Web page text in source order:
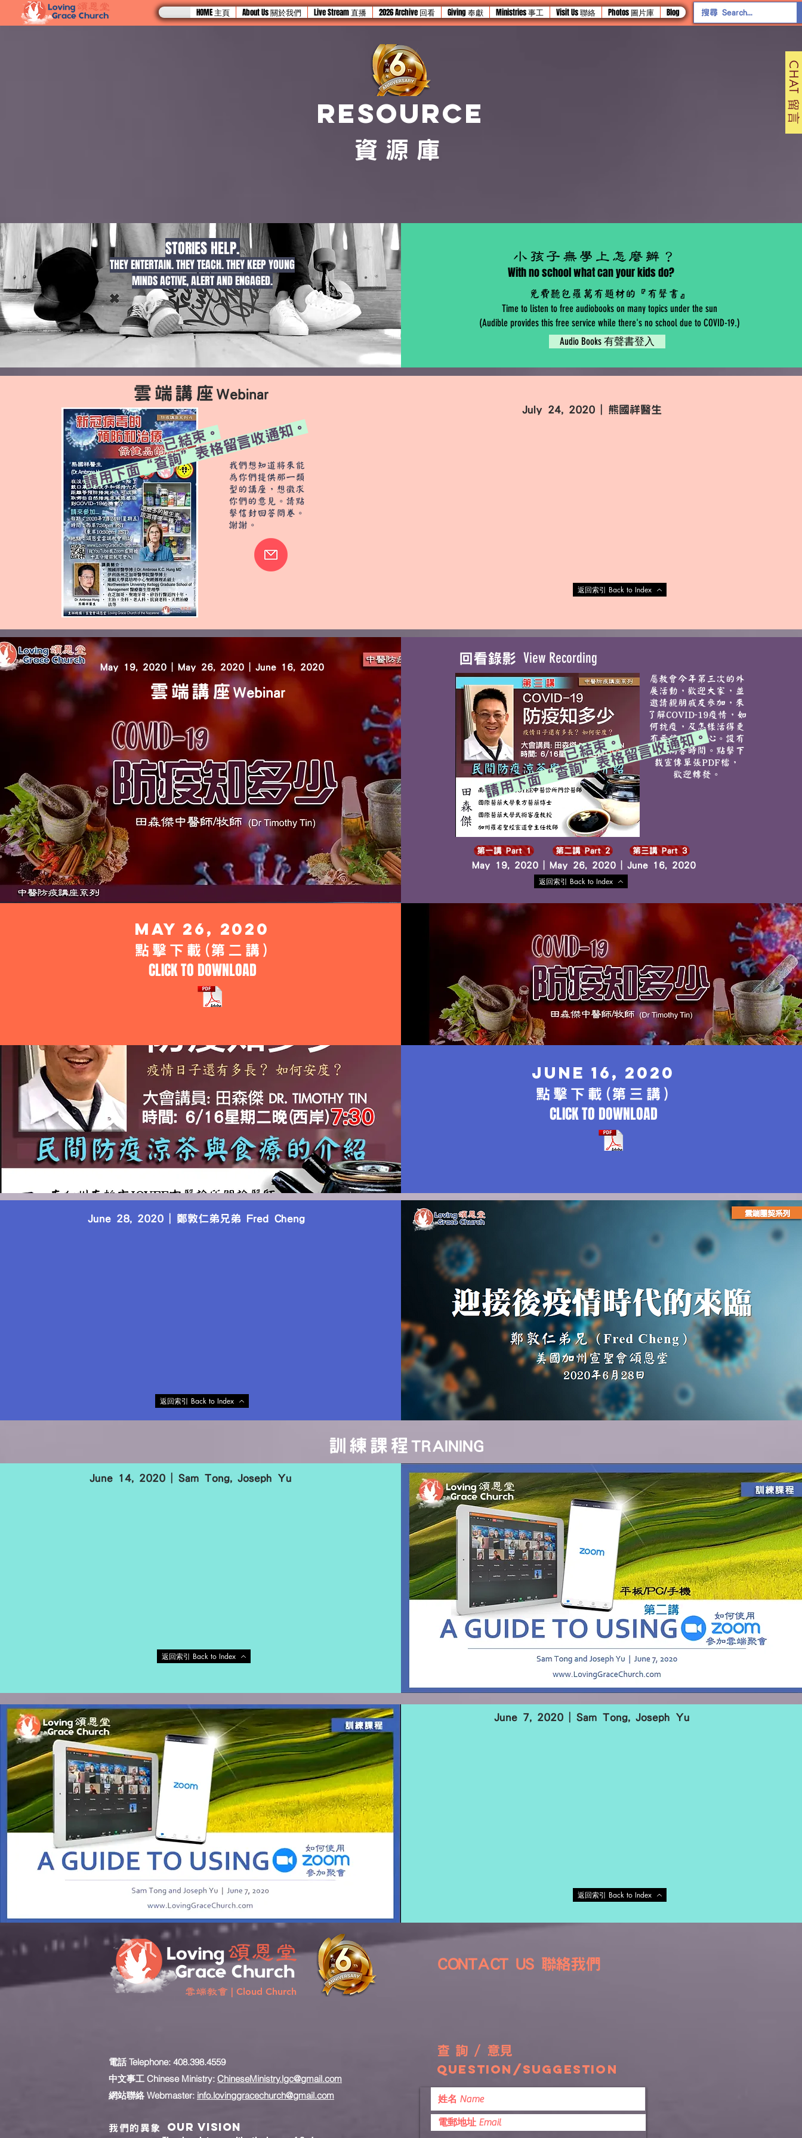
HOME 主頁 About Us 關於我們 Live Stream 直播 2026 Archive 回看 Giving 奉獻 Ministries 事工 Visit Us 聯絡 Photos 圖片庫 Blog
CHAT 留言
resource
資源庫
STORIES HELP.
THEY ENTERTAIN. THEY TEACH. THEY KEEP YOUNG
MINDS ACTIVE, ALERT AND ENGAGED.
小孩子無學上怎麼辦？
With no school what can your kids do?
免費聽包羅萬有題材的『有聲書』
Time to listen to free audiobooks on many topics under the sun
(Audible provides this free service while there's no school due to COVID-19.)
Audio Books 有聲書登入
雲端講座 Webinar
已結束。
請用下面“查詢”表格留言收通知。
我們想知道將來能
為你們提供那一類
型的講座，想徵求
你們的意見。請點
擊信封回答問卷。
謝謝。
July 24, 2020 | 熊國祥醫生
返回索引 Back to Index
may 26, 2020
點擊下載(第二講)
CLICK TO DOWNLOAD
May 19, 2020 | May 26, 2020 | June 16, 2020
雲端講座Webinar
回看錄影 View Recording
屬教會今年第三次的外
展活動，歡迎大家，並
邀請親朋戚友參加，來
了解COVID-19疫情，如
何抗疫，及怎樣活得更
有希望和有信心。設有
Q&A問答時間。點擊下
載宣傳單張PDF檔，
歡迎轉發。
已結束。
請用下面“查詢”表格留言收通知。
第一講 Part 1 第二講 Part 2 第三講 Part 3
May 19, 2020 | May 26, 2020 | June 16, 2020
返回索引 Back to Index
June 16, 2020
點擊下載(第三講)
CLICK TO DOWNLOAD
June 28, 2020 | 鄭敦仁弟兄弟 Fred Cheng
返回索引 Back to Index
訓練課程 TRAINING
June 14, 2020 | Sam Tong, Joseph Yu
返回索引 Back to Index
June 7, 2020 | Sam Tong, Joseph Yu
返回索引 Back to Index
雲端教會 | Cloud Church
CONTACT US 聯絡我們
電話 Telephone: 408.398.4559
中文事工 Chinese Ministry: ChineseMinistry.lgc@gmail.com
網站聯絡 Webmaster: info.lovinggracechurch@gmail.com
我們的異象 Our vision
查 詢 / 意見
question/suggestion